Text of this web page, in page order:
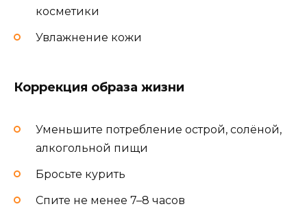
косметики
Увлажнение кожи
Коррекция образа жизни
Уменьшите потребление острой, солёной,
алкогольной пищи
Бросьте курить
Спите не менее 7–8 часов